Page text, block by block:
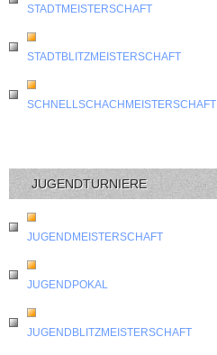
STADTMEISTERSCHAFT
STADTBLITZMEISTERSCHAFT
SCHNELLSCHACHMEISTERSCHAFT
JUGENDTURNIERE
JUGENDMEISTERSCHAFT
JUGENDPOKAL
JUGENDBLITZMEISTERSCHAFT